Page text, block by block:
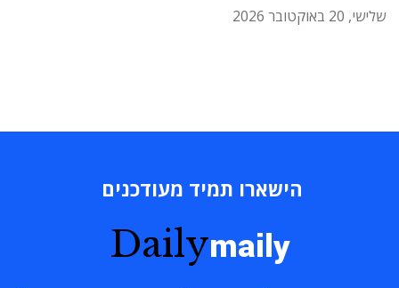
שלישי, 20 באוקטובר 2026
הישארו תמיד מעודכנים
Dailymaily